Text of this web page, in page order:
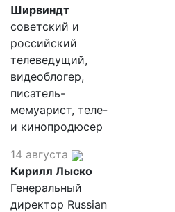
Ширвиндт
советский и
российский
телеведущий,
видеоблогер,
писатель-
мемуарист, теле-
и кинопродюсер
14 августа
Кирилл Лыско
Генеральный
директор Russian